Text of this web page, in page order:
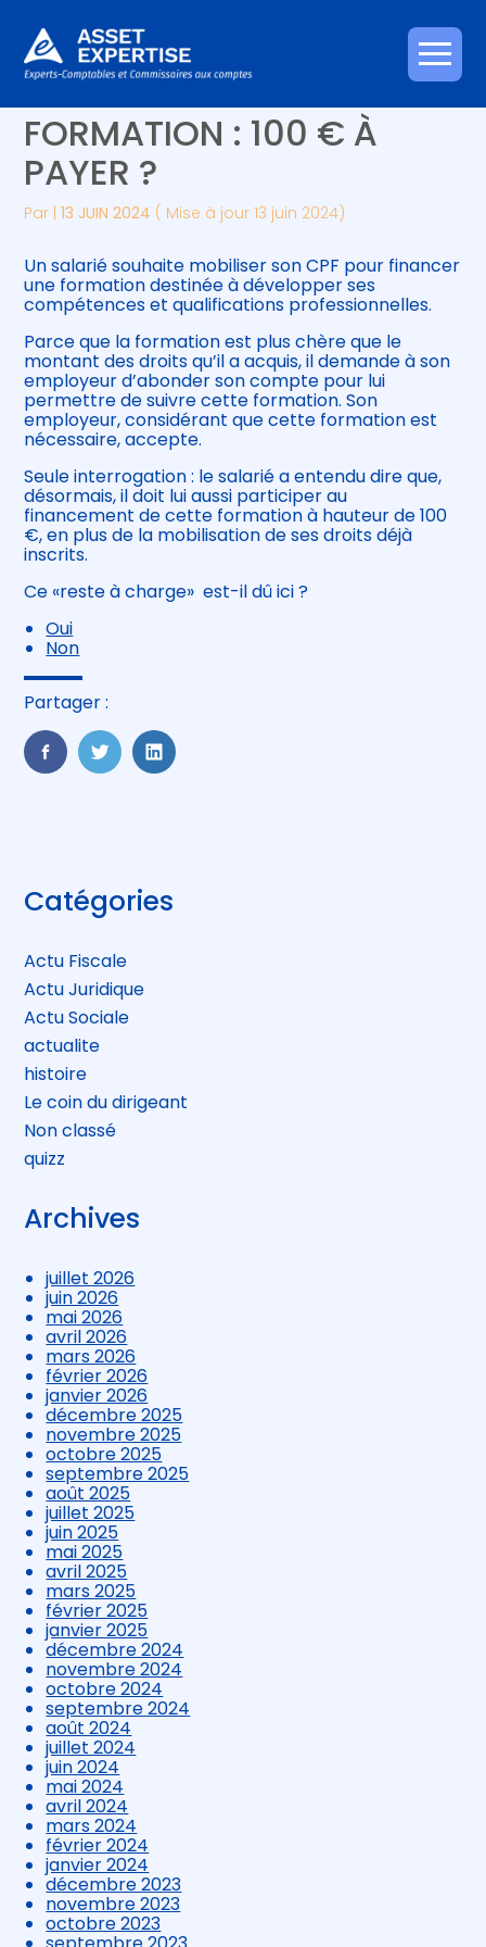
Aller
au
Créer et reprendre une activité
Gérer votre quotidien
Piloter votre entreprise
Développer votre entreprise
Construire votre patrimoine
Être prêt pour la facturation
électronique
Piloter votre gestion
Suivre votre comptabilité
Gérer vos ressources humaines
COMPTE PERSONNEL DE
FORMATION : 100 € À
PAYER ?
Par |13 JUIN 2024 ( Mise à jour 13 juin 2024)
Un salarié souhaite mobiliser son CPF pour financer
une formation destinée à développer ses
compétences et qualifications professionnelles.
Parce que la formation est plus chère que le
montant des droits qu’il a acquis, il demande à son
employeur d’abonder son compte pour lui
permettre de suivre cette formation. Son
employeur, considérant que cette formation est
nécessaire, accepte.
Seule interrogation : le salarié a entendu dire que,
désormais, il doit lui aussi participer au
financement de cette formation à hauteur de 100
€, en plus de la mobilisation de ses droits déjà
inscrits.
Ce «reste à charge» est-il dû ici ?
Oui
Non
Partager :
FaceBook
TwitterLinkedIn
Blog
sidebar
Catégories
Actu Fiscale
Actu Juridique
Actu Sociale
actualite
histoire
Le coin du dirigeant
Non classé
quizz
Archives
juillet 2026
juin 2026
mai 2026
avril 2026
mars 2026
février 2026
janvier 2026
décembre 2025
novembre 2025
octobre 2025
septembre 2025
août 2025
juillet 2025
juin 2025
mai 2025
avril 2025
mars 2025
février 2025
janvier 2025
décembre 2024
novembre 2024
octobre 2024
septembre 2024
août 2024
juillet 2024
juin 2024
mai 2024
avril 2024
mars 2024
février 2024
janvier 2024
décembre 2023
novembre 2023
octobre 2023